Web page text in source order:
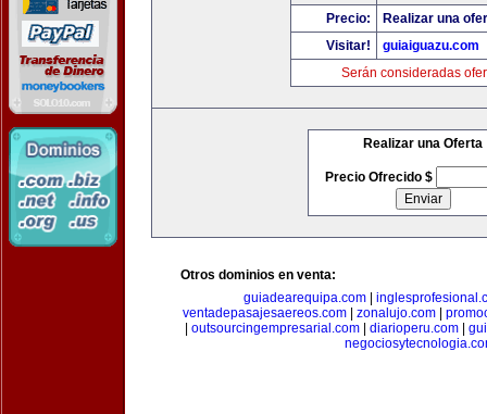
Precio:
Realizar una
Visitar!
guiaiguazu.com
Serán consideradas
Realizar una Oferta
Precio Ofrecido $
Otros dominios en venta:
guiadearequipa.com|
ventadepasajesaereos.com
zonalujo.com
outsourcingempresarial.com| diarioperu.com|